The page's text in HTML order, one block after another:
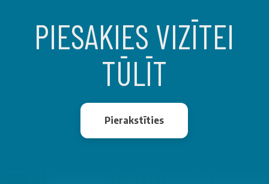
PIESAKIES VIZĪTEI
TŪLĪT
Pierakstīties